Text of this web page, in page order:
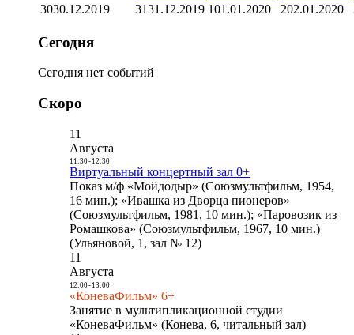
3030.12.2019 3131.12.2019 101.01.2020 202.01.2020
Сегодня
Сегодня нет событий
Скоро
11
Августа
11:30- 12:30
Виртуальный концертный зал 0+
Показ м/ф «Мойдодыр» (Союзмультфильм, 1954,
16 мин.); «Ивашка из Дворца пионеров»
(Союзмультфильм, 1981, 10 мин.); «Паровозик из
Ромашкова» (Союзмультфильм, 1967, 10 мин.)
(Ульяновой, 1, зал № 12)
11
Августа
12:00- 13:00
«КоневаФильм» 6+
Занятие в мультипликационной студии
«КоневаФильм» (Конева, 6, читальный зал)